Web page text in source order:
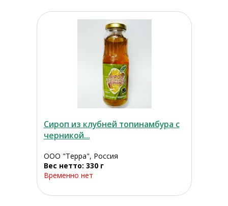
Сироп из клубней топинамбура с
черникой...
ООО "Терра", Россия
Вес нетто: 330 г
Временно нет